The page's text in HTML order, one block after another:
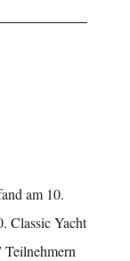
am 10.
Classic Yacht
Teilnehmern